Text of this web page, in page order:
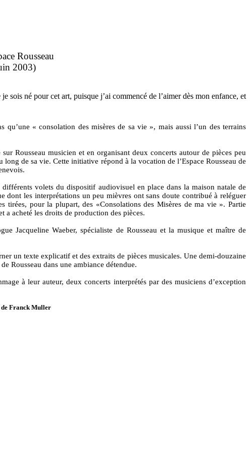
Rousseau
2003)
sois né pour cet art, puisque j’ai commencé de l’aimer dès mon enfance, et
qu’une « consolation des misères de sa vie », mais aussi l’un des terrains
Rousseau musicien et en organisant deux concerts autour de pièces peu
long de sa vie. Cette initiative répond à la vocation de l’Espace Rousseau de
volets du dispositif audiovisuel en place dans la maison natale de
dont les interprétations un peu mièvres ont sans doute contribué à reléguer
tirées, pour la plupart, des «Consolations des Misères de ma vie ». Partie
a acheté les droits de production des pièces.
Jacqueline Waeber, spécialiste de Rousseau et la musique et maître de
un texte explicatif et des extraits de pièces musicales. Une demi-douzaine
Rousseau dans une ambiance détendue.
à leur auteur, deux concerts interprétés par des musiciens d’exception
de Franck Muller